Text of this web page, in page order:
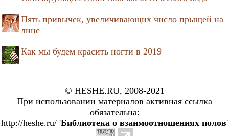
Пять привычек, увеличивающих число прыщей на
лице
Как мы будем красить ногти в 2019
© HESHE.RU, 2008-2021
При использовании материалов активная ссылка
обязательна:
http://heshe.ru/ 'Библиотека о взаимоотношениях полов'